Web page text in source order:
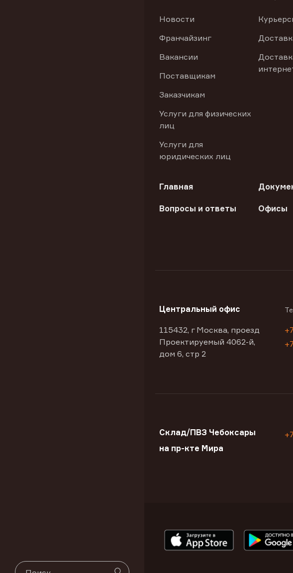
Новости
Франчайзинг
Вакансии
Поставщикам
Заказчикам
Услуги для физических
лиц
Услуги для
юридических лиц
Главная
Вопросы и ответы Офисы
Центральный офис
115432, г Москва, проезд
Проектируемый 4062-й,
дом 6, стр 2
Склад/ПВЗ Чебоксары
на пр-кте Мира